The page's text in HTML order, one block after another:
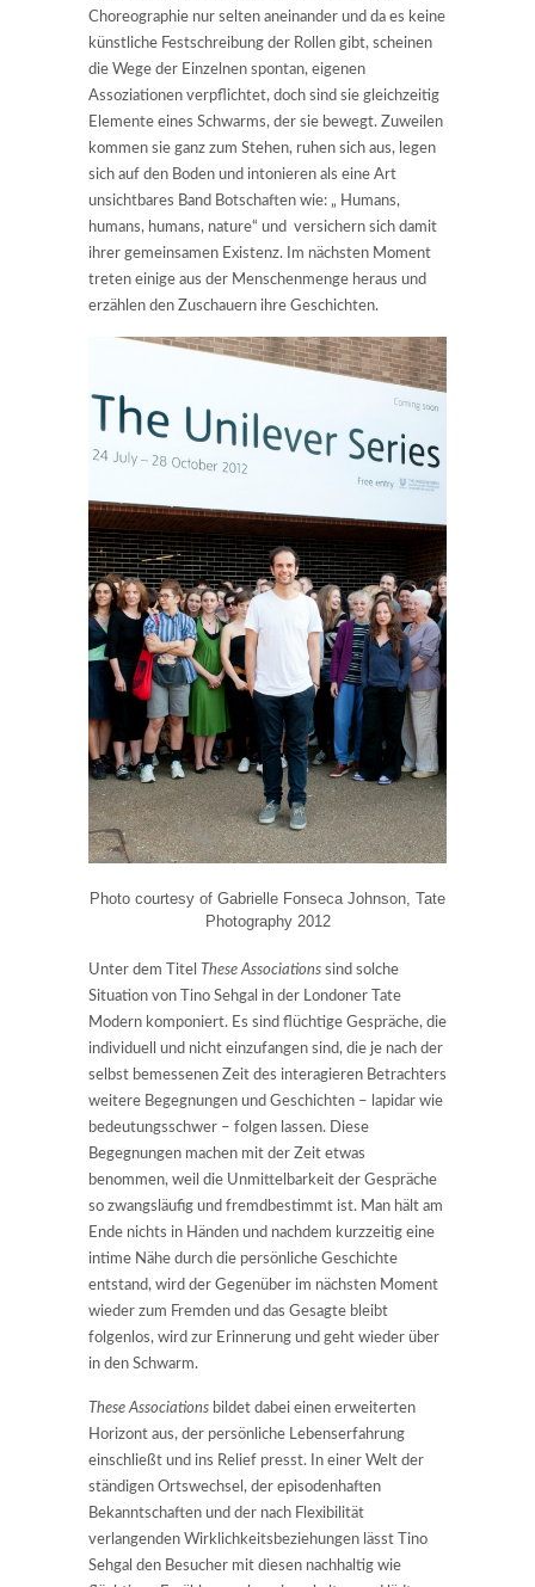
Choreographie nur selten aneinander und da es keine
künstliche Festschreibung der Rollen gibt, scheinen
die Wege der Einzelnen spontan, eigenen
Assoziationen verpflichtet, doch sind sie gleichzeitig
Elemente eines Schwarms, der sie bewegt. Zuweilen
kommen sie ganz zum Stehen, ruhen sich aus, legen
sich auf den Boden und intonieren als eine Art
unsichtbares Band Botschaften wie: „ Humans,
humans, humans, nature“ und versichern sich damit
ihrer gemeinsamen Existenz. Im nächsten Moment
treten einige aus der Menschenmenge heraus und
erzählen den Zuschauern ihre Geschichten.
Photo courtesy of Gabrielle Fonseca Johnson, Tate
Photography 2012
Unter dem Titel These Associations sind solche
Situation von Tino Sehgal in der Londoner Tate
Modern komponiert. Es sind flüchtige Gespräche, die
individuell und nicht einzufangen sind, die je nach der
selbst bemessenen Zeit des interagieren Betrachters
weitere Begegnungen und Geschichten – lapidar wie
bedeutungsschwer – folgen lassen. Diese
Begegnungen machen mit der Zeit etwas
benommen, weil die Unmittelbarkeit der Gespräche
so zwangsläufig und fremdbestimmt ist. Man hält am
Ende nichts in Händen und nachdem kurzzeitig eine
intime Nähe durch die persönliche Geschichte
entstand, wird der Gegenüber im nächsten Moment
wieder zum Fremden und das Gesagte bleibt
folgenlos, wird zur Erinnerung und geht wieder über
in den Schwarm.
These Associations bildet dabei einen erweiterten
Horizont aus, der persönliche Lebenserfahrung
einschließt und ins Relief presst. In einer Welt der
ständigen Ortswechsel, der episodenhaften
Bekanntschaften und der nach Flexibilität
verlangenden Wirklichkeitsbeziehungen lässt Tino
Sehgal den Besucher mit diesen nachhaltig wie